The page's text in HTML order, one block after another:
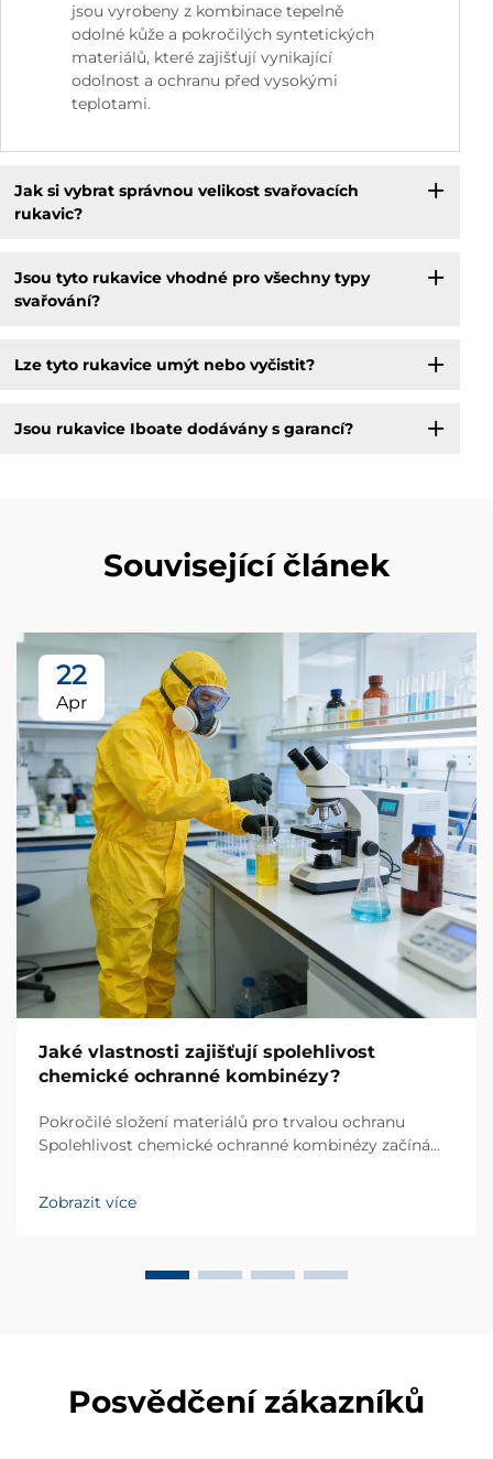
jsou vyrobeny z kombinace tepelně
odolné kůže a pokročilých syntetických
materiálů, které zajišťují vynikající
odolnost a ochranu před vysokými
teplotami.
Jak si vybrat správnou velikost svařovacích
rukavic?
Jsou tyto rukavice vhodné pro všechny typy
svařování?
Lze tyto rukavice umýt nebo vyčistit?
Jsou rukavice Iboate dodávány s garancí?
Související článek
22
Apr
Jaké vlastnosti zajišťují spolehlivost
chemické ochranné kombinézy?
Pokročilé složení materiálů pro trvalou ochranu
Spolehlivost chemické ochranné kombinézy začíná
pronikání, trhání a degradaci. S více než 20letou
Zobrazit více
Posvědčení zákazníků